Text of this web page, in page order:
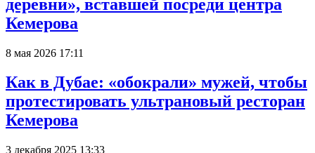
деревни», вставшей посреди центра
Кемерова
8 мая 2026 17:11
Как в Дубае: «обокрали» мужей, чтобы
протестировать ультрановый ресторан
Кемерова
3 декабря 2025 13:33